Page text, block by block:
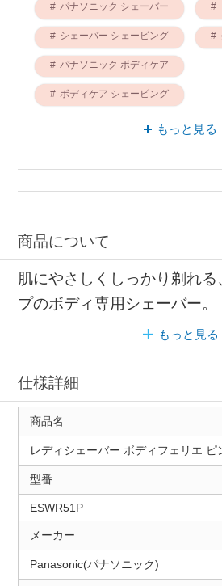
パナソニック シェーバー
シェーバー シェービング
パナソニック ボディケア
ボディケア シェービング
もっと見る
商品について
肌にやさしくしっかり剃れる
プのボディ専用シェーバー。
もっと見る
仕様詳細
商品名
レディシェーバー ボディフェリエ ピ
型番
ESWR51P
メーカー
Panasonic(パナソニック)